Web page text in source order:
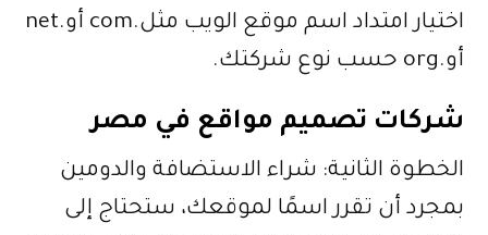
اختيار امتداد اسم موقع الويب مثل.com أو.net
أو.org حسب نوع شركتك.
شركات تصميم مواقع في مصر
الخطوة الثانية: شراء الاستضافة والدومين
بمجرد أن تقرر اسمًا لموقعك، ستحتاج إلى